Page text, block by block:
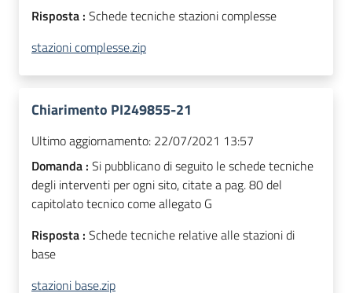
Risposta : Schede tecniche stazioni complesse
stazioni complesse.zip
Chiarimento PI249855-21
Ultimo aggiornamento: 22/07/2021 13:57
Domanda : Si pubblicano di seguito le schede tecniche
degli interventi per ogni sito, citate a pag. 80 del
capitolato tecnico come allegato G
Risposta : Schede tecniche relative alle stazioni di
base
stazioni base.zip